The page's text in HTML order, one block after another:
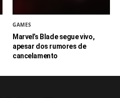
GAMES
Marvel’s Blade segue vivo,
apesar dos rumores de
cancelamento